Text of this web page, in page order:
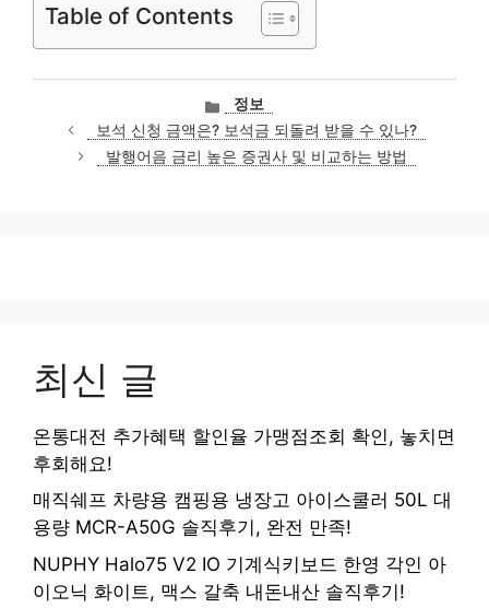
Table of Contents
카
테
고
리
정보
보석 신청 금액은? 보석금 되돌려 받을 수 있나?
발행어음 금리 높은 증권사 및 비교하는 방법
최신 글
온통대전 추가혜택 할인율 가맹점조회 확인, 놓치면
후회해요!
매직쉐프 차량용 캠핑용 냉장고 아이스쿨러 50L 대
용량 MCR-A50G 솔직후기, 완전 만족!
NUPHY Halo75 V2 IO 기계식키보드 한영 각인 아
이오닉 화이트, 맥스 갈축 내돈내산 솔직후기!